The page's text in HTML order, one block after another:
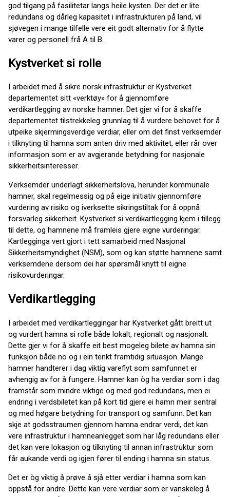
god tilgang på fasilitetar langs heile kysten. Der det er lite
redundans og dårleg kapasitet i infrastrukturen på land, vil
sjøvegen i mange tilfelle vere eit godt alternativ for å flytte
varer og personell frå A til B.
Kystverket si rolle
I arbeidet med å sikre norsk infrastruktur er Kystverket
departementet sitt «verktøy» for å gjennomføre
verdikartlegging av norske hamner. Det gjer vi for å skaffe
departementet tilstrekkeleg grunnlag til å vurdere behovet for å
utpeike skjermingsverdige verdiar, eller om det finst verksemder
i tilknyting til hamna som anten driv med aktivitet, eller rår over
informasjon som er av avgjerande betydning for nasjonale
sikkerheitsinteresser.
Verksemder underlagt sikkerheitslova, herunder kommunale
hamner, skal regelmessig og på eige initiativ gjennomføre
vurdering av risiko og iverksette sikringstiltak for å oppnå
forsvarleg sikkerheit. Kystverket si verdikartlegging kjem i tillegg
til dette, og hamnene må framleis gjere eigne vurderingar.
Kartlegginga vert gjort i tett samarbeid med Nasjonal
Sikkerheitsmyndighet (NSM), som og kan støtte hamnene samt
verksemdene dersom dei har spørsmål knytt til eigne
risikovurderingar.
Verdikartlegging
I arbeidet med verdikartleggingar har Kystverket gått breitt ut
og vurdert hamna si rolle både lokalt, regionalt og nasjonalt.
Dette gjer vi for å skaffe eit best mogeleg bilete av hamna sin
funksjon både no og i ein tenkt framtidig situasjon. Mange
hamner handterer i dag viktig vareflyt som samfunnet er
avhengig av for å fungere. Hamner kan òg ha verdiar som i dag
framstår som mindre viktige og med god redundans, men ei
endring i verdsbiletet kan på kort tid gjere ei hamn meir sentral
og med høgare betydning for transport og samfunn. Det kan
skje at godsstraumen gjennom hamna endrar verdi, det kan
vere infrastruktur i hamneanlegget som har låg redundans eller
det kan vere lokasjon og tilknyting til annan infrastruktur som
får aukande verdi og igjen fører til ending i hamna sin status.
Det er òg viktig å prøve å sjå etter verdiar i hamna som kan
oppstå for andre. Dette kan vere verdiar som er vanskeleg å